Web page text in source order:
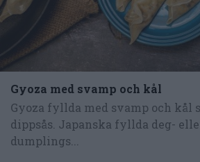
Gyoza med svamp och kål
Gyoza fyllda med svamp och kål
dippsås. Japanska fyllda deg-
dumplings...